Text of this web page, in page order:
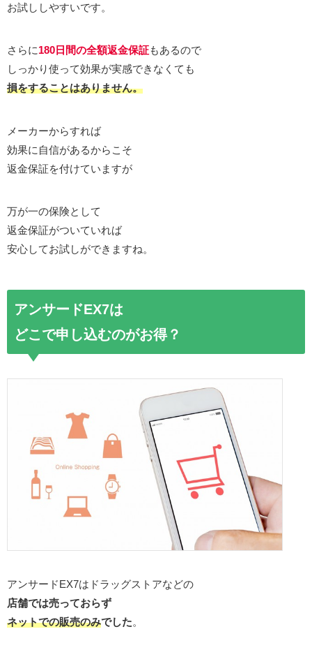
お試ししやすいです。
さらに180日間の全額返金保証もあるので
しっかり使って効果が実感できなくても
損をすることはありません。
メーカーからすれば
効果に自信があるからこそ
返金保証を付けていますが
万が一の保険として
返金保証がついていれば
安心してお試しができますね。
アンサードEX7は
どこで申し込むのがお得？
アンサードEX7はドラッグストアなどの
店舗では売っておらず
ネットでの販売のみでした。